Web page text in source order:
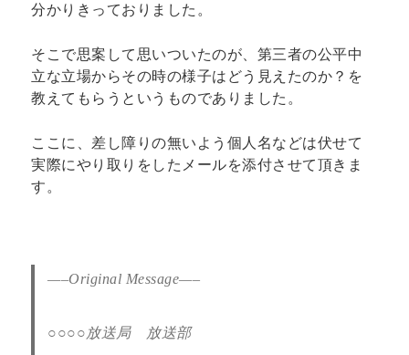
分かりきっておりました。
そこで思案して思いついたのが、第三者の公平中
立な立場からその時の様子はどう見えたのか？を
教えてもらうというものでありました。
ここに、差し障りの無いよう個人名などは伏せて
実際にやり取りをしたメールを添付させて頂きま
す。
—–Original Message—–
○○○○放送局 放送部